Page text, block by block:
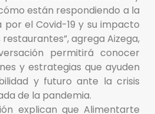
están respondiendo a la
el Covid-19 y su impacto
agrega Aizega,
permitirá conocer
y estrategias que ayuden
y futuro ante la crisis
de la pandemia.
explican que Alimentarte